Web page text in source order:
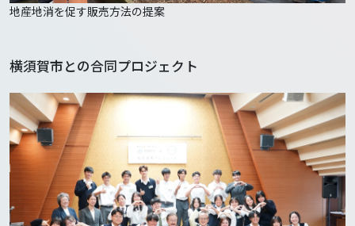
地産地消を促す販売方法の提案
横須賀市との合同プロジェクト